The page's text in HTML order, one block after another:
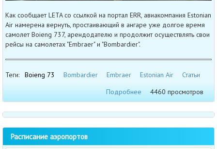
Как сообщает LETA со ссылкой на портал ERR, авиакомпания Estonian
Air намерена вернуть, простаивающий в ангаре уже долгое время
самолет Boieng 737, арендодателю и продолжит осуществлять свои
рейсы на самолетах "Embraer" и "Bombardier".
Теги: Boieng 73 Bombardier Embraer Estonian Air
Статьи
Подробнее
4460 просмотров
Расписание аэропортов